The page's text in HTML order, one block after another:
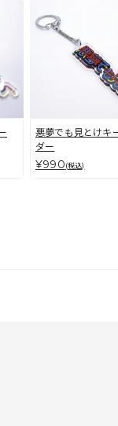
悪夢でも見とけキ
ダー
¥990(税込)